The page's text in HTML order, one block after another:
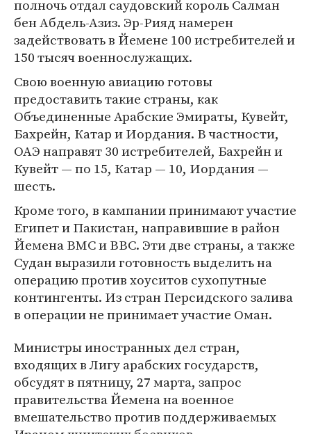
полночь отдал саудовский король Салман
бен Абдель-Азиз. Эр-Рияд намерен
задействовать в Йемене 100 истребителей и
150 тысяч военнослужащих.
Свою военную авиацию готовы
предоставить такие страны, как
Объединенные Арабские Эмираты, Кувейт,
Бахрейн, Катар и Иордания. В частности,
ОАЭ направят 30 истребителей, Бахрейн и
Кувейт — по 15, Катар — 10, Иордания —
шесть.
Кроме того, в кампании принимают участие
Египет и Пакистан, направившие в район
Йемена ВМС и ВВС. Эти две страны, а также
Судан выразили готовность выделить на
операцию против хоуситов сухопутные
контингенты. Из стран Персидского залива
в операции не принимает участие Оман.
Министры иностранных дел стран,
входящих в Лигу арабских государств,
обсудят в пятницу, 27 марта, запрос
правительства Йемена на военное
вмешательство против поддерживаемых